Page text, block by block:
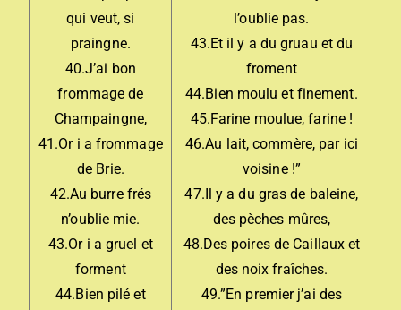
qui veut, si
praingne.
40.J’ai bon
frommage de
Champaingne,
41.Or i a frommage
de Brie.
42.Au burre frés
n’oublie mie.
43.Or i a gruel et
forment
44.Bien pilé et
l’oublie pas.
43.Et il y a du gruau et du
froment
44.Bien moulu et finement.
45.Farine moulue, farine !
46.Au lait, commère, par ici
voisine !”
47.Il y a du gras de baleine,
des pèches mûres,
48.Des poires de Caillaux et
des noix fraîches.
49.”En premier j’ai des